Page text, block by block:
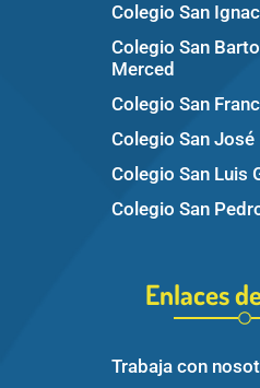
Colegio San
Colegio San
Merced
Colegio San
Colegio San José
Colegio San Luis
Colegio San
Enlaces
Trabaja con